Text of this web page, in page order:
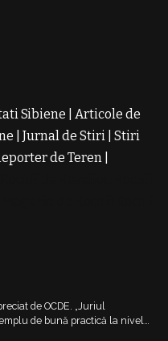
Sibiene
Articole de
Jurnal de Stiri Stiri
de Teren
de OCDE. „Juriul
de bună practică la nivel